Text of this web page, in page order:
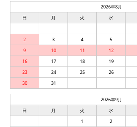
2026年8月
日
月 火 水
2
3 4 5
9
10 11 12
16
17 18 19
23
24 25 26
30
31
2026年9月
日
月 火 水
1
2